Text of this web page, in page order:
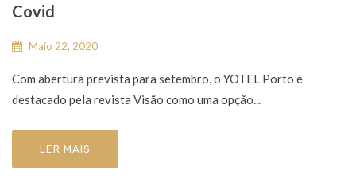
Covid
Maio 22, 2020
Com abertura prevista para setembro, o YOTEL Porto é
destacado pela revista Visão como uma opção...
LER MAIS